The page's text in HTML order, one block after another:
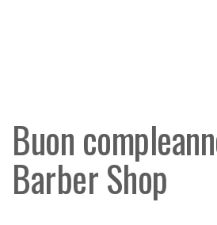
Buon
Barber Shop